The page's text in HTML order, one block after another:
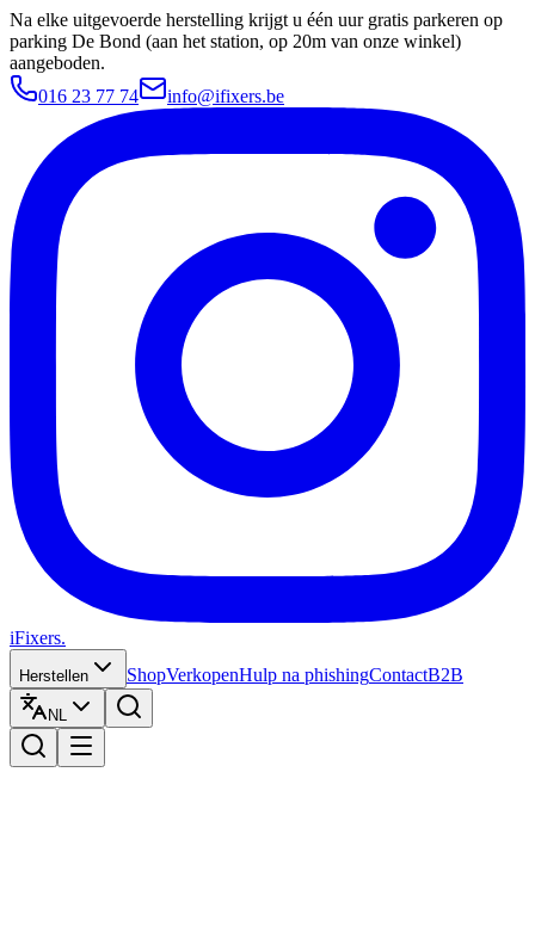
Na elke uitgevoerde herstelling krijgt u één uur gratis parkeren op
parking De Bond (aan het station, op 20m van onze winkel)
aangeboden.
016 23 77 74
info@ifixers.be
iFixers.
Herstellen ShopVerkopenHulp na phishingContactB2B
NL